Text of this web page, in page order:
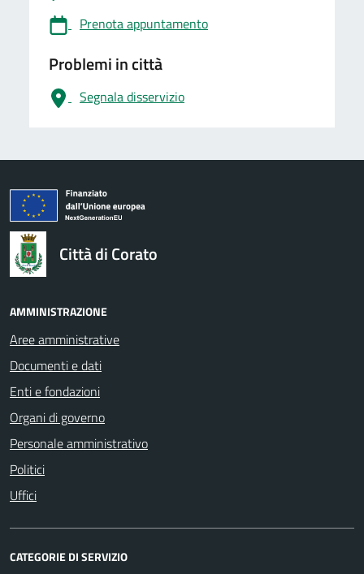
Prenota appuntamento
Problemi in città
Segnala disservizio
logo Unione Europea
Città di Corato
AMMINISTRAZIONE
Aree amministrative
Documenti e dati
Enti e fondazioni
Organi di governo
Personale amministrativo
Politici
Uffici
CATEGORIE DI SERVIZIO